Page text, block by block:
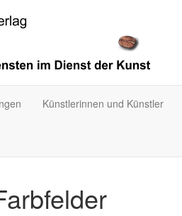
Künstlerinnen und Künstler